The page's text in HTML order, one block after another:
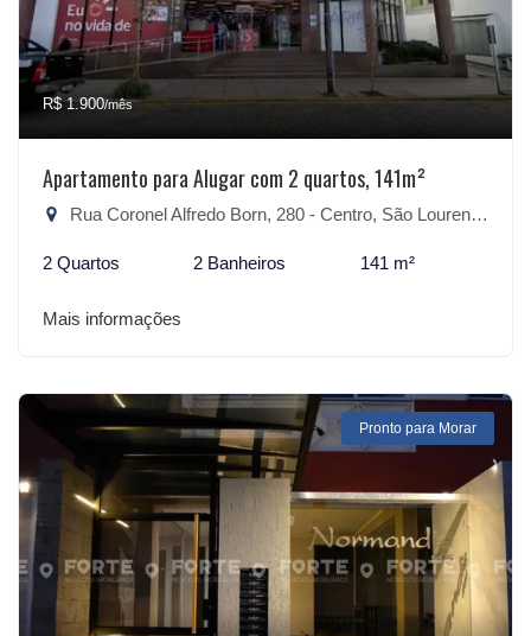
R$ 1.900/mês
Apartamento para Alugar com 2 quartos, 141m²
Rua Coronel Alfredo Born, 280 - Centro, São Lourenço do Sul-RS
2 Quartos 2 Banheiros 141 m²
Mais informações
Pronto para Morar